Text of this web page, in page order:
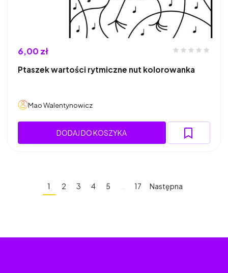
6,00 zł
Ptaszek wartości rytmiczne nut kolorowanka
Mao Walentynowicz
DODAJ DO KOSZYKA
1 2 3 4 5 17 Następna